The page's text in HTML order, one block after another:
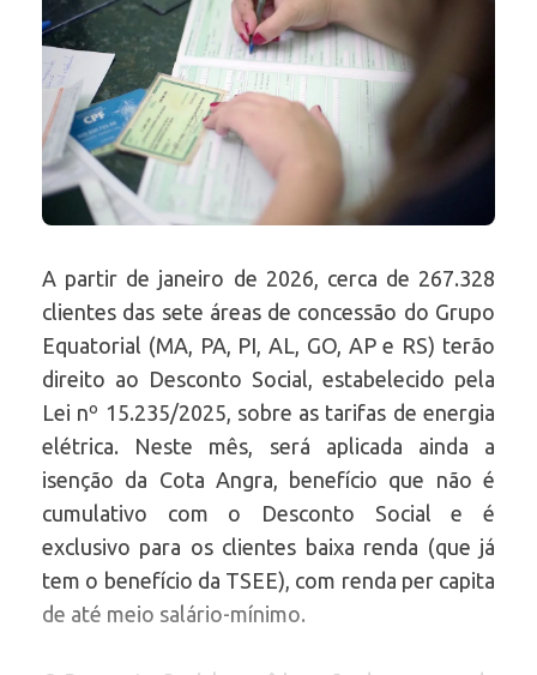
A partir de janeiro de 2026, cerca de 267.328
clientes das sete áreas de concessão do Grupo
Equatorial (MA, PA, PI, AL, GO, AP e RS) terão
direito ao Desconto Social, estabelecido pela
Lei nº 15.235/2025, sobre as tarifas de energia
elétrica. Neste mês, será aplicada ainda a
isenção da Cota Angra, benefício que não é
cumulativo com o Desconto Social e é
exclusivo para os clientes baixa renda (que já
tem o benefício da TSEE), com renda per capita
de até meio salário-mínimo.